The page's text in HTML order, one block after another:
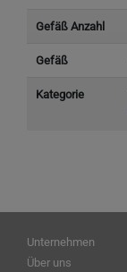
Gefäß Anzahl
Gefäß
Kategorie
Unternehmen
Über uns